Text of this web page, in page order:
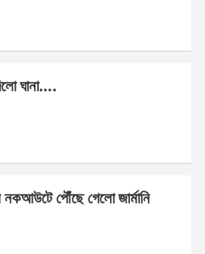
ঘানা….
নকআউটে পৌঁছে গেলো জার্মানি